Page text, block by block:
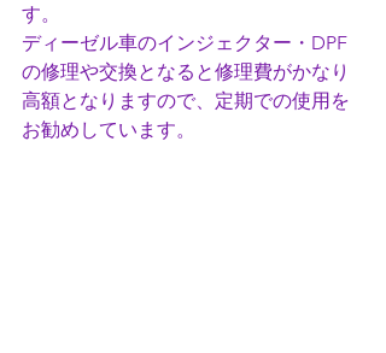
す。
ディーゼル車のインジェクター・DPF
の修理や交換となると修理費がかなり
高額となりますので、定期での使用を
お勧めしています。